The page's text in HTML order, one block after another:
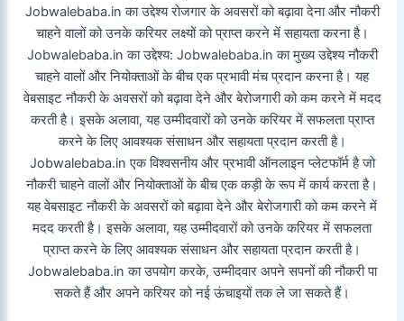
Jobwalebaba.in का उद्देश्य रोजगार के अवसरों को बढ़ावा देना और नौकरी
चाहने वालों को उनके करियर लक्ष्यों को प्राप्त करने में सहायता करना है।
Jobwalebaba.in का उद्देश्य: Jobwalebaba.in का मुख्य उद्देश्य नौकरी
चाहने वालों और नियोक्ताओं के बीच एक प्रभावी मंच प्रदान करना है। यह
वेबसाइट नौकरी के अवसरों को बढ़ावा देने और बेरोजगारी को कम करने में मदद
करती है। इसके अलावा, यह उम्मीदवारों को उनके करियर में सफलता प्राप्त
करने के लिए आवश्यक संसाधन और सहायता प्रदान करती है।
Jobwalebaba.in एक विश्वसनीय और प्रभावी ऑनलाइन प्लेटफॉर्म है जो
नौकरी चाहने वालों और नियोक्ताओं के बीच एक कड़ी के रूप में कार्य करता है।
यह वेबसाइट नौकरी के अवसरों को बढ़ावा देने और बेरोजगारी को कम करने में
मदद करती है। इसके अलावा, यह उम्मीदवारों को उनके करियर में सफलता
प्राप्त करने के लिए आवश्यक संसाधन और सहायता प्रदान करती है।
Jobwalebaba.in का उपयोग करके, उम्मीदवार अपने सपनों की नौकरी पा
सकते हैं और अपने करियर को नई ऊंचाइयों तक ले जा सकते हैं।